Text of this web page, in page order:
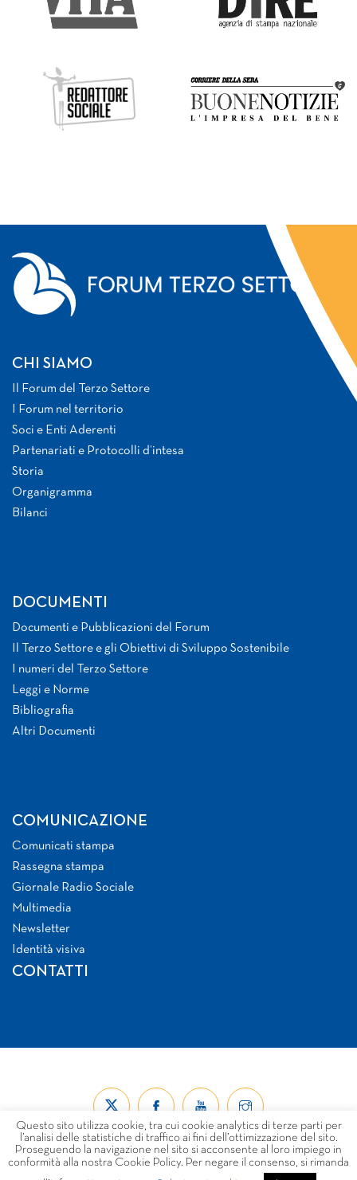
CHI SIAMO
Il Forum del Terzo Settore
I Forum nel territorio
Soci e Enti Aderenti
Partenariati e Protocolli d’intesa
Storia
Organigramma
Bilanci
DOCUMENTI
Documenti e Pubblicazioni del Forum
Il Terzo Settore e gli Obiettivi di Sviluppo Sostenibile
I numeri del Terzo Settore
Leggi e Norme
Bibliografia
Altri Documenti
COMUNICAZIONE
Comunicati stampa
Rassegna stampa
Giornale Radio Sociale
Multimedia
Newsletter
Identità visiva
CONTATTI
Questo sito utilizza cookie, tra cui cookie analytics di terze parti per
l’analisi delle statistiche di traffico ai fini dell’ottimizzazione del sito.
Proseguendo la navigazione nel sito si acconsente al loro impiego in
conformità alla nostra Cookie Policy. Per negare il consenso, si rimanda